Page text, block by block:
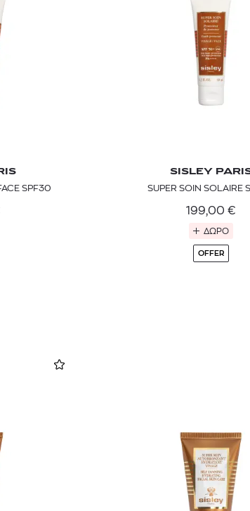
SPF30
SISLEY
SUPER SOIN SOLAIRE
199,00 €
ΔΩΡΟ
OFFER